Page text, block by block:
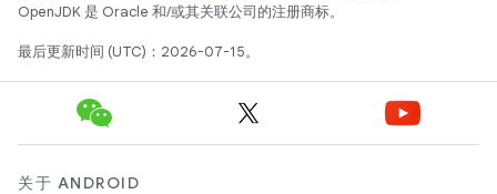
OpenJDK 是 Oracle 和/或其关联公司的注册商标。
最后更新时间 (UTC)：2026-07-15。
关于 ANDROID